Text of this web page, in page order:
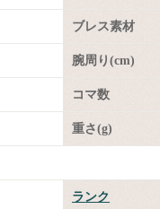
ブレス素材
腕周り(cm)
コマ数
重さ(g)
ランク